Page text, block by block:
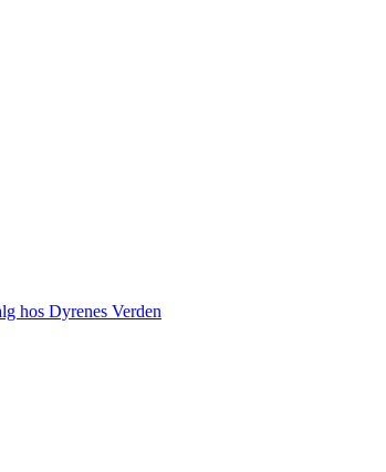
hos Dyrenes Verden